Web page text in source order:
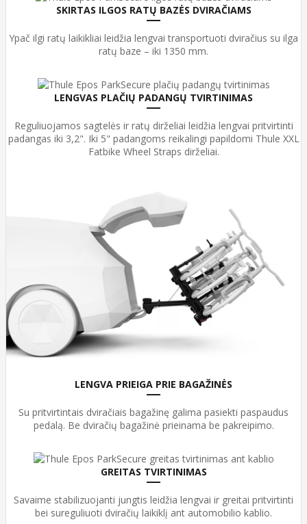
SKIRTAS ILGOS RATŲ BAZĖS DVIRAČIAMS
Ypač ilgi ratų laikikliai leidžia lengvai transportuoti dviračius su ilga
ratų baze – iki 1350 mm.
LENGVAS PLAČIŲ PADANGŲ TVIRTINIMAS
Reguliuojamos sagtelės ir ratų dirželiai leidžia lengvai pritvirtinti
padangas iki 3,2". Iki 5" padangoms reikalingi papildomi Thule XXL
Fatbike Wheel Straps dirželiai.
LENGVA PRIEIGA PRIE BAGAŽINĖS
Su pritvirtintais dviračiais bagažinę galima pasiekti paspaudus
pedalą. Be dviračių bagažinė prieinama be pakreipimo.
GREITAS TVIRTINIMAS
Savaime stabilizuojanti jungtis leidžia lengvai ir greitai pritvirtinti
bei sureguliuoti dviračių laikiklį ant automobilio kablio.